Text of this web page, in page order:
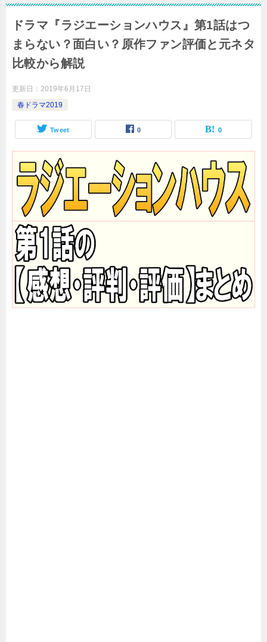
ドラマ『ラジエーションハウス』第1話はつ
まらない？面白い？原作ファン評価と元ネタ
比較から解説
更新日： 2019年6月17日
春ドラマ2019
Tweet 0 0